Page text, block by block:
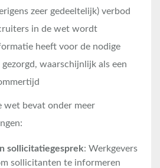
zeer gedeeltelijk) verbod
in de wet wordt
heeft voor de nodige
waarschijnlijk als een
wet bevat onder meer
sollicitatiegesprek: Werkgevers
sollicitanten te informeren